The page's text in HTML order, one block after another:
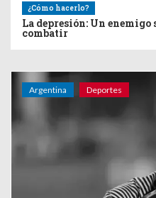
¿Cómo hacerlo?
La depresión: Un enemigo
combatir
Argentina Deportes